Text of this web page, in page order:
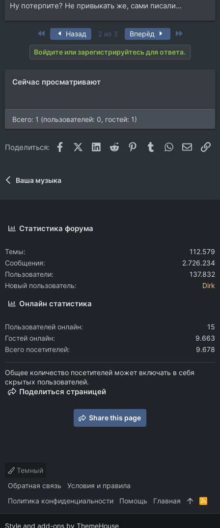
Ну потерпите? Не привыкать же, сами писали...
First Назад 2 из 3 Вперёд
Войдите или зарегистрируйтесь для ответа.
Сейчас просматривают
Всего: 1 (пользователей: 0, гостей: 1)
Поделиться: FacebookX (Twitter)
LinkedIn
Reddit Pinterest
Tumblr WhatsApp
Ваша музыка
Статистика форума
Темы
112.579
Сообщения
2.726.234
Пользователи
137.832
Новый пользователь
Dirk
Онлайн статистика
Пользователей онлайн
15
Гостей онлайн
9.663
Всего посетителей
9.678
Общее количество посетителей может включать в себя
скрытых пользователей.
Поделиться страницей
Share this page
Темный
Обратная связь
Условия и правила
Политика конфиденциальности
Помощь Главная
R
S
Style and add-ons by ThemeHouse